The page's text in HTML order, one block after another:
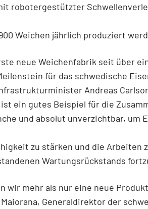
robotergestützter
Weichen jährlich produziert
neue Weichenfabrik seit über
für das schwedische
Andreas
ein gutes Beispiel für die
und absolut unverzichtbar, um
zu stärken und die Arbeiten
Wartungsrückstands
wir mehr als nur eine neue
Generaldirektor der